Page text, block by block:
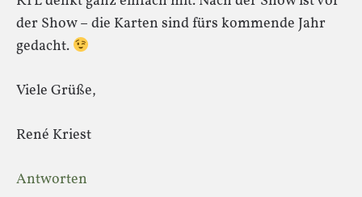
der Show – die Karten sind fürs kommende Jahr
gedacht.
Viele Grüße,
René Kriest
Antworten